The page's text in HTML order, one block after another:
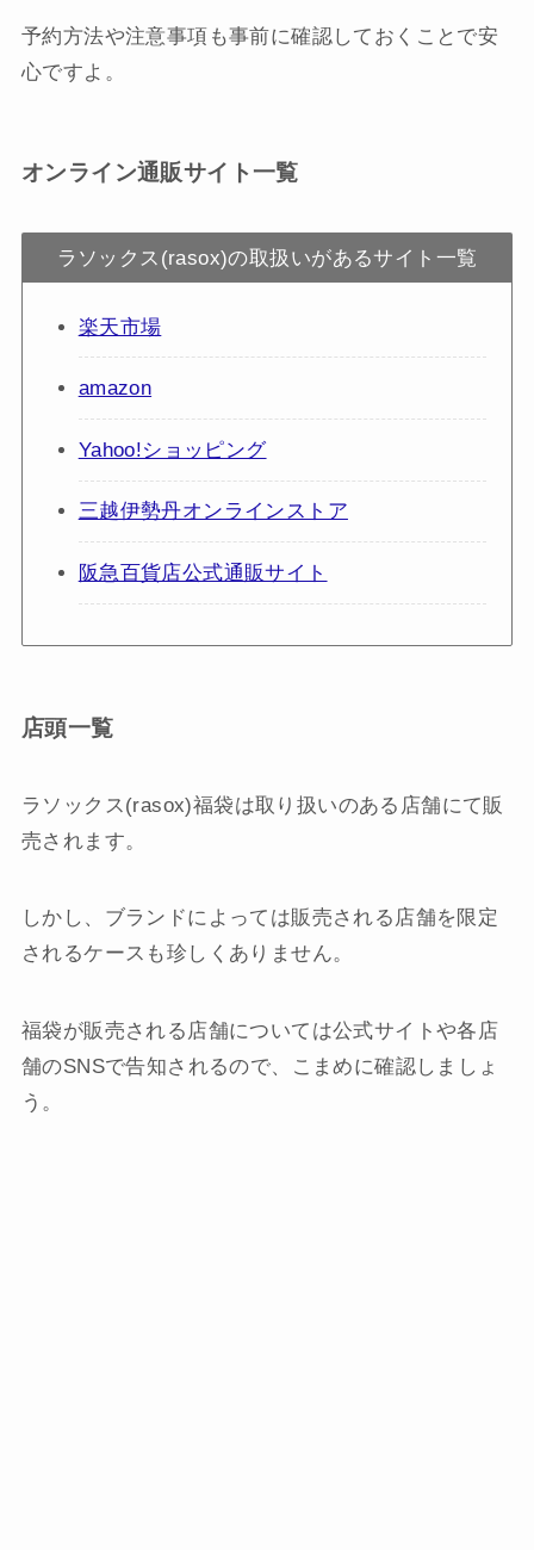
予約方法や注意事項も事前に確認しておくことで安
心ですよ。
オンライン通販サイト一覧
ラソックス(rasox)の取扱いがあるサイト一覧
楽天市場
amazon
Yahoo!ショッピング
三越伊勢丹オンラインストア
阪急百貨店公式通販サイト
店頭一覧
ラソックス(rasox)福袋は取り扱いのある店舗にて販
売されます。
しかし、ブランドによっては販売される店舗を限定
されるケースも珍しくありません。
福袋が販売される店舗については公式サイトや各店
舗のSNSで告知されるので、こまめに確認しましょ
う。